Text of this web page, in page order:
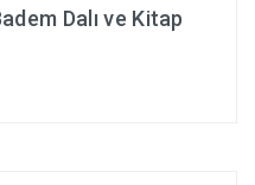
Dalı ve Kitap